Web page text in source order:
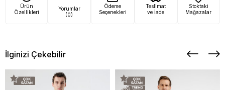
Ürün
Özellikleri
Yorumlar
(0)
Ödeme
Seçenekleri
Teslimat
ve İade
Stoktaki
Mağazalar
İlginizi Çekebilir